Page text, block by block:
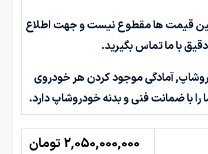
قیمت ها مقطوع نیست و جهت اطلاع
دقیق با ما تماس بگیرید.
آمادگی موجود کردن هر خودروی
با ضمانت فنی و بدنه خودروشاپ دارد.
2,050,000,000 تومان